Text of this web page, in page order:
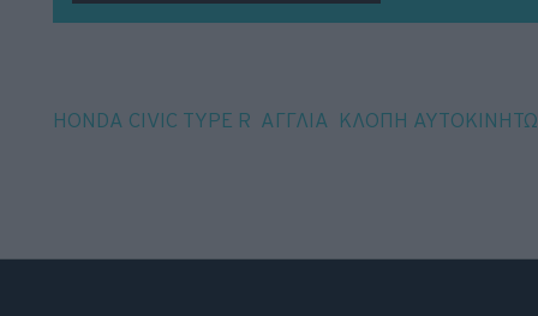
HONDA CIVIC TYPE R ΑΓΓΛΙΑ ΚΛΟΠΗ